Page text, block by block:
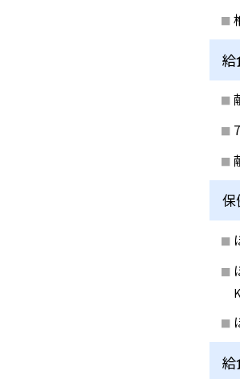
給
保
給